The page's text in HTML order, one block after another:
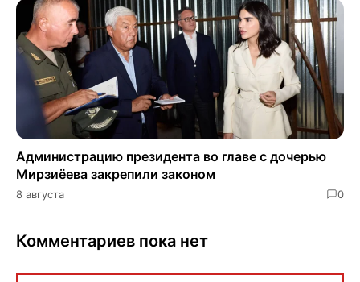
Администрацию президента во главе с дочерью
Мирзиёева закрепили законом
8 августа 0
Комментариев пока нет